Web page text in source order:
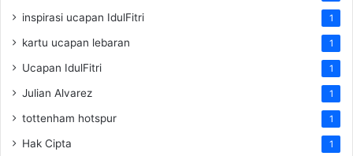
inspirasi ucapan IdulFitri 1
kartu ucapan lebaran 1
Ucapan IdulFitri 1
Julian Alvarez 1
tottenham hotspur 1
Hak Cipta 1